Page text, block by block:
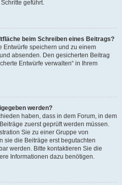
geführt.
beim Schreiben eines Beitrags?
Entwürfe speichern und zu einem
absenden. Den gesicherten Beitrag
Entwürfe verwalten“ in Ihrem
werden?
haben, dass in dem Forum, in dem
zuerst geprüft werden müssen.
Sie zu einer Gruppe von
sie die Beiträge erst begutachten
werden. Bitte kontaktieren Sie die
Informationen dazu benötigen.